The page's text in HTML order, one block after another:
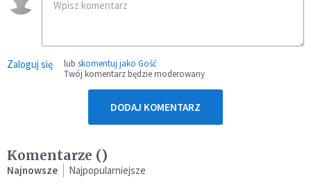
Zaloguj się lub skomentuj jako Gość
Twój komentarz będzie moderowany
DODAJ KOMENTARZ
Komentarze ()
Najnowsze Najpopularniejsze